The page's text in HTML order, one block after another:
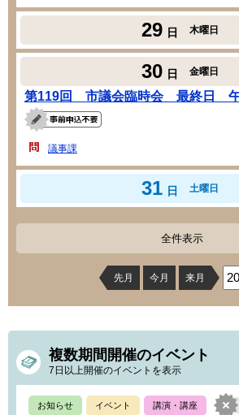
29 日 木曜日
30 日 金曜日
第119回 市議会臨時会 最終日
議事課
31 日 土曜日
全件表示
先月 今月 来月
複数期間開催のイベント
7日以上開催のイベントを表示
お知らせ イベント 講演・講座